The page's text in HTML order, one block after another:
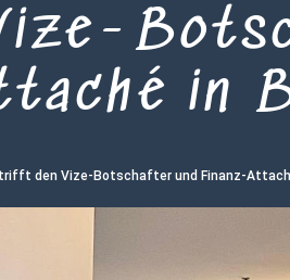
in
den Vize-Botschafter und Finanz-